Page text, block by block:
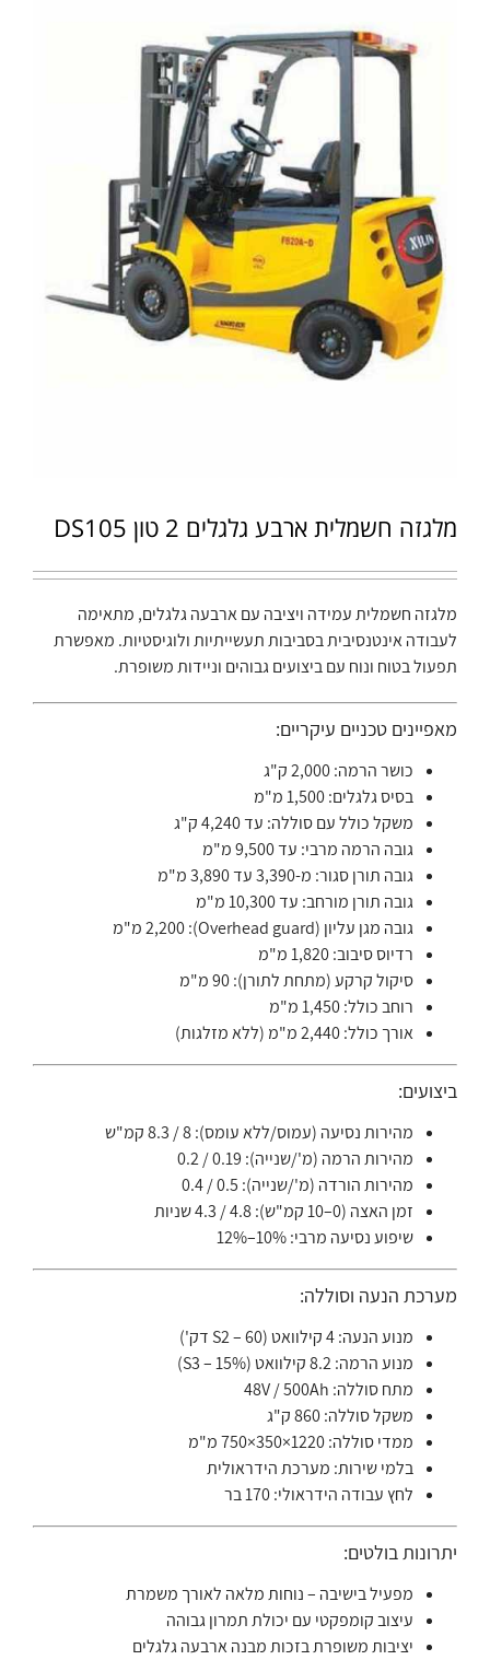
מלגזה חשמלית ארבע גלגלים 2 טון DS105
מלגזה חשמלית עמידה ויציבה עם ארבעה גלגלים, מתאימה
לעבודה אינטנסיבית בסביבות תעשייתיות ולוגיסטיות. מאפשרת
תפעול בטוח ונוח עם ביצועים גבוהים וניידות משופרת.
מאפיינים טכניים עיקריים:
כושר הרמה: 2,000 ק"ג
בסיס גלגלים: 1,500 מ"מ
משקל כולל עם סוללה: עד 4,240 ק"ג
גובה הרמה מרבי: עד 9,500 מ"מ
גובה תורן סגור: מ-3,390 עד 3,890 מ"מ
גובה תורן מורחב: עד 10,300 מ"מ
גובה מגן עליון (Overhead guard): 2,200 מ"מ
רדיוס סיבוב: 1,820 מ"מ
סיקול קרקע (מתחת לתורן): 90 מ"מ
רוחב כולל: 1,450 מ"מ
אורך כולל: 2,440 מ"מ (ללא מזלגות)
ביצועים:
מהירות נסיעה (עמוס/ללא עומס): 8 / 8.3 קמ"ש
מהירות הרמה (מ'/שנייה): 0.19 / 0.2
מהירות הורדה (מ'/שנייה): 0.5 / 0.4
זמן האצה (0–10 קמ"ש): 4.8 / 4.3 שניות
שיפוע נסיעה מרבי: 10%–12%
מערכת הנעה וסוללה:
מנוע הנעה: 4 קילוואט (S2 – 60 דק')
מנוע הרמה: 8.2 קילוואט (S3 – 15%)
מתח סוללה: 48V / 500Ah
משקל סוללה: 860 ק"ג
ממדי סוללה: 1220×350×750 מ"מ
בלמי שירות: מערכת הידראולית
לחץ עבודה הידראולי: 170 בר
יתרונות בולטים:
מפעיל בישיבה – נוחות מלאה לאורך משמרת
עיצוב קומפקטי עם יכולת תמרון גבוהה
יציבות משופרת בזכות מבנה ארבעה גלגלים